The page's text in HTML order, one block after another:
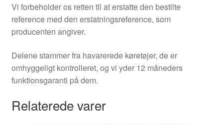
Vi forbeholder os retten til at erstatte den bestilte
reference med den erstatningsreference, som
producenten angiver.
Delene stammer fra havarerede køretøjer, de er
omhyggeligt kontrolleret, og vi yder 12 måneders
funktionsgaranti på dem.
Relaterede varer